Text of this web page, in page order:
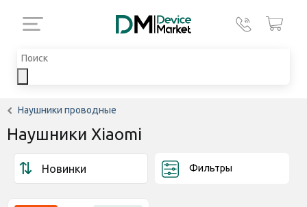
Наушники проводные
Наушники Xiaomi
Фильтры